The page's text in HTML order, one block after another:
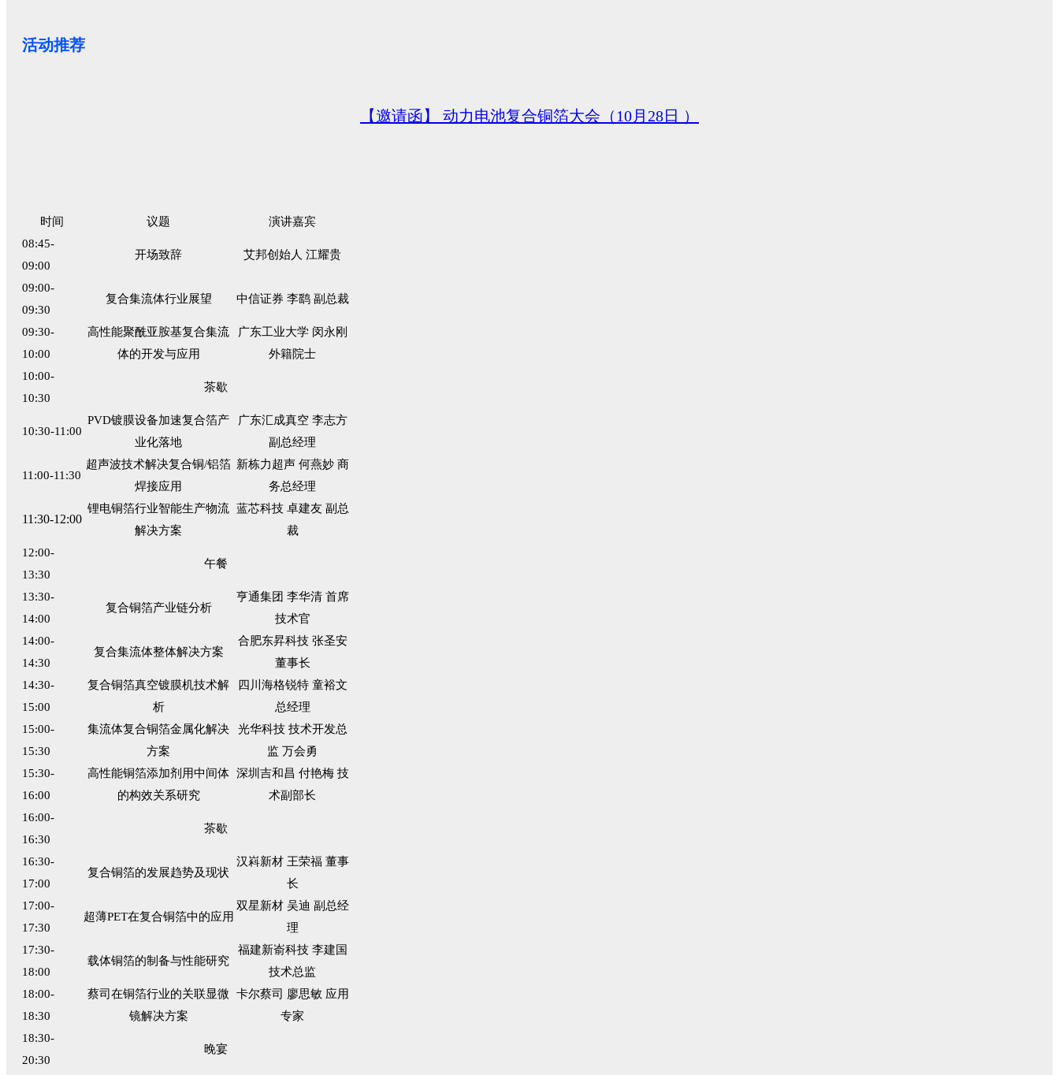
活动推荐
【邀请函】 动力电池复合铜箔大会（10月28日 ）
时间 议题
演讲嘉宾
08:45-
09:00
开场致辞 艾邦创始人 江耀贵
09:00-
09:30
复合集流体行业展望 中信证券 李鹞 副总裁
09:30-
10:00
高性能聚酰亚胺基复合集流
体的开发与应用
广东工业大学 闵永刚
外籍院士
10:00-
10:30
茶歇
10:30-11:00
PVD镀膜设备加速复合箔产
业化落地
广东汇成真空 李志方
副总经理
11:00-11:30
超声波技术解决复合铜/铝箔
焊接应用
新栋力超声 何燕妙 商
务总经理
11:30-12:00
锂电铜箔行业智能生产物流
解决方案
蓝芯科技 卓建友 副总
裁
12:00-
13:30
午餐
13:30-
14:00
复合铜箔产业链分析
亨通集团 李华清 首席
技术官
14:00-
14:30
复合集流体整体解决方案
合肥东昇科技 张圣安
董事长
14:30-
15:00
复合铜箔真空镀膜机技术解
析
四川海格锐特 童裕文
总经理
15:00-
15:30
集流体复合铜箔金属化解决
方案
光华科技 技术开发总
监 万会勇
15:30-
16:00
高性能铜箔添加剂用中间体
的构效关系研究
深圳吉和昌 付艳梅 技
术副部长
16:00-
16:30
茶歇
16:30-
17:00
复合铜箔的发展趋势及现状
汉嵙新材 王荣福 董事
长
17:00-
17:30
超薄PET在复合铜箔中的应用
双星新材 吴迪 副总经
理
17:30-
18:00
载体铜箔的制备与性能研究
福建新嵛科技 李建国
技术总监
18:00-
18:30
蔡司在铜箔行业的关联显微
镜解决方案
卡尔蔡司 廖思敏 应用
专家
18:30-
20:30
晚宴